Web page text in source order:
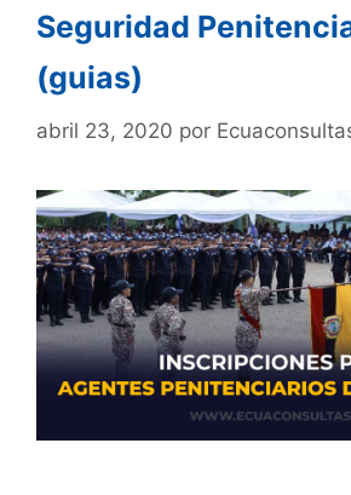
Seguridad
(guias)
abril 23, 2020 por